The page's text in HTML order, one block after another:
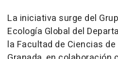
La iniciativa surge del
Ecología Global del
la Facultad de Ciencias